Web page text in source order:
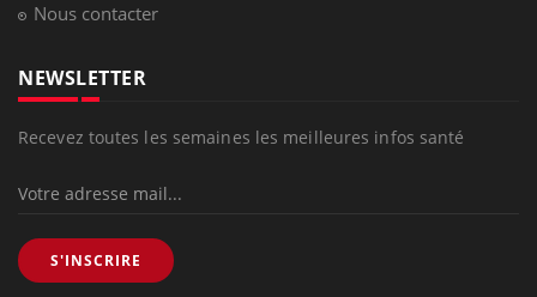
Nous contacter
NEWSLETTER
Recevez toutes les semaines les meilleures infos santé
S'INSCRIRE